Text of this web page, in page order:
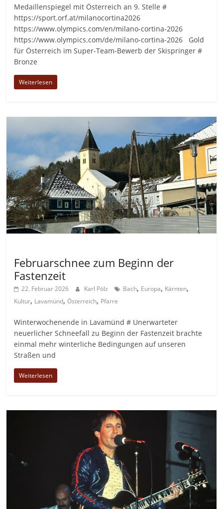
Medaillenspiegel mit Österreich an 9. Stelle #
https://sport.orf.at/milanocortina2026
https://www.olympics.com/en/milano-cortina-2026
https://www.olympics.com/de/milano-cortina-2026 Gold
für Österreich im Super-Team-Bewerb der Skispringer #
Bronze
Weiterlesen
Februarschnee zum Beginn der
Fastenzeit
22. Februar 2026 Karl Pölz Bach, Europa, Kärnten,
Kultur, Lavamünd,Österreich, Pfarre
Winterwochenende in Lavamünd # Unerwarteter
neuerlicher Schneefall zu Beginn der Fastenzeit brachte
einmal mehr winterliche Bedingungen auf unseren
Straßen und
Weiterlesen